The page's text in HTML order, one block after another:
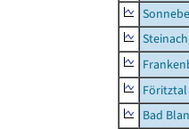
Föritztal
Bad